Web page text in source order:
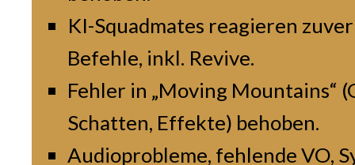
KI-Squadmates reagieren
Befehle, inkl. Revive.
Fehler in „Moving Mountains“
Schatten, Effekte) behoben.
Audioprobleme, fehlende VO,